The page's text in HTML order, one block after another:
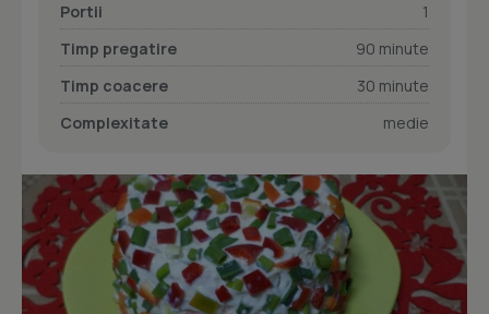
Portii
1
Timp pregatire
90 minute
Timp coacere
30 minute
Complexitate
medie